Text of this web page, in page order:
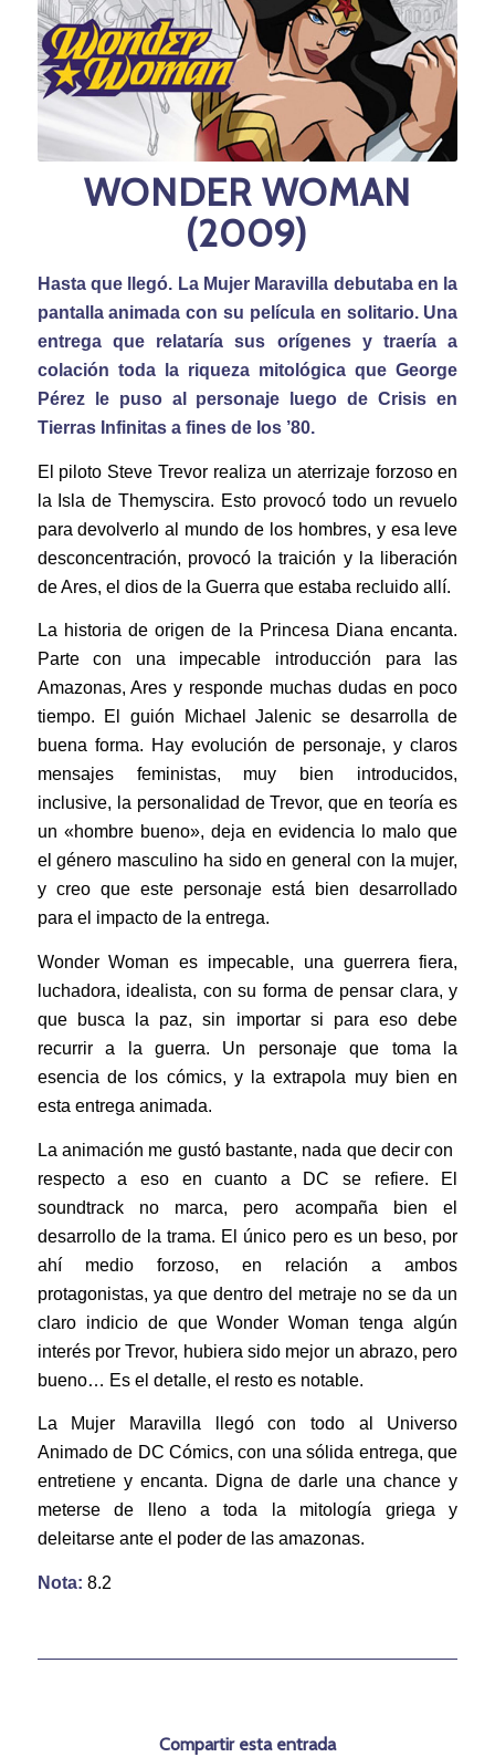
WONDER WOMAN
(2009)
Hasta que llegó. La Mujer Maravilla debutaba en la
pantalla animada con su película en solitario. Una
entrega que relataría sus orígenes y traería a
colación toda la riqueza mitológica que George
Pérez le puso al personaje luego de Crisis en
Tierras Infinitas a fines de los ’80.
El piloto Steve Trevor realiza un aterrizaje forzoso en
la Isla de Themyscira. Esto provocó todo un revuelo
para devolverlo al mundo de los hombres, y esa leve
desconcentración, provocó la traición y la liberación
de Ares, el dios de la Guerra que estaba recluido allí.
La historia de origen de la Princesa Diana encanta.
Parte con una impecable introducción para las
Amazonas, Ares y responde muchas dudas en poco
tiempo. El guión Michael Jalenic se desarrolla de
buena forma. Hay evolución de personaje, y claros
mensajes feministas, muy bien introducidos,
inclusive, la personalidad de Trevor, que en teoría es
un «hombre bueno», deja en evidencia lo malo que
el género masculino ha sido en general con la mujer,
y creo que este personaje está bien desarrollado
para el impacto de la entrega.
Wonder Woman es impecable, una guerrera fiera,
luchadora, idealista, con su forma de pensar clara, y
que busca la paz, sin importar si para eso debe
recurrir a la guerra. Un personaje que toma la
esencia de los cómics, y la extrapola muy bien en
esta entrega animada.
La animación me gustó bastante, nada que decir con
respecto a eso en cuanto a DC se refiere. El
soundtrack no marca, pero acompaña bien el
desarrollo de la trama. El único pero es un beso, por
ahí medio forzoso, en relación a ambos
protagonistas, ya que dentro del metraje no se da un
claro indicio de que Wonder Woman tenga algún
interés por Trevor, hubiera sido mejor un abrazo, pero
bueno… Es el detalle, el resto es notable.
La Mujer Maravilla llegó con todo al Universo
Animado de DC Cómics, con una sólida entrega, que
entretiene y encanta. Digna de darle una chance y
meterse de lleno a toda la mitología griega y
deleitarse ante el poder de las amazonas.
Nota: 8.2
Compartir esta entrada